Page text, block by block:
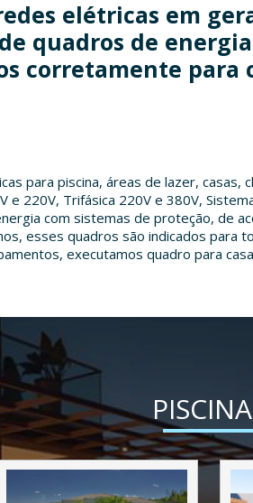
elétricas em
quadros de
corretamente para
para piscina, áreas de lazer, casas,
e 220V, Trifásica 220V e 380V,
com sistemas de proteção, de
esses quadros são indicados para
executamos quadro para